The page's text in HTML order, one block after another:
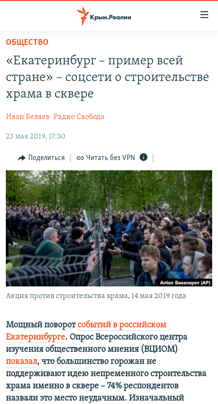
Вернуться
основному
содержанию
Вернутся
главной
Вернутся
поиску
СПЕЦПРОЕКТЫ
11 ЛЕТ ОККУПАЦИИ КРЫМА. 11 ИСТОРИЙ СОПРОТИВЛЕНИЯ
ВОДА
ЕЩЕ
ИНТЕРАКТИВ
ИНФОГРАФИКА
ТЕЛЕПРОЕКТ КРЫМ.РЕАЛИИ
СОВЕТЫ ПРАВОЗАЩИТНИКОВ
ПРОПАВШИЕ БЕЗ ВЕСТИ
ПОБЕДИТЕЛЕЙ НЕ СУДЯТ?
КРЫМ.НЕПОКОРЕННЫЙ
ELIFBE
УКРАИНСКАЯ ПРОБЛЕМА КРЫМА
РАДІО СВОБОДА
КАК ОБОЙТИ БЛОКИРОВКУ
Українською
Qırımtatar
ПРИСОЕДИНЯЙТЕСЬ!
Все сайты RFE/RL
ОБЩЕСТВО
«Екатеринбург – пример всей
стране» – соцсети о строительстве
храма в сквере
Иван Беляев Радио Свобода
23 мая 2019, 17:30
Поделиться Читать без VPN
Акция против строительства храма, 14 мая 2019 года
Мощный поворотсобытий в российском
Екатеринбурге. Опрос Всероссийского центра
изучения общественного мнения (ВЦИОМ)
показал, что большинство горожан не
поддерживают идею непременного строительства
храма именно в сквере – 74% респондентов
назвали это место неудачным. Изначальный